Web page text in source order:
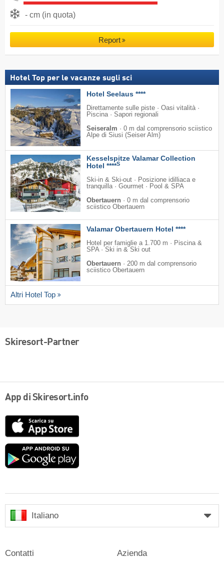
- cm (in quota)
Report
Hotel Top per le vacanze sugli sci
Hotel Seelaus ****
Direttamente sulle piste · Oasi vitalità ·
Piscina · Sapori regionali
Seiseralm · 0 m dal comprensorio sciistico
Alpe di Siusi (Seiser Alm)
Kesselspitze Valamar Collection
Hotel ****S
Ski-in & Ski-out · Posizione idilliaca e
tranquilla · Gourmet · Pool & SPA
Obertauern · 0 m dal comprensorio
sciistico Obertauern
Valamar Obertauern Hotel ****
Hotel per famiglie a 1.700 m · Piscina &
SPA · Ski in & Ski out
Obertauern · 200 m dal comprensorio
sciistico Obertauern
Altri Hotel Top
Skiresort-Partner
App di Skiresort.info
Google
Italiano
Contatti Azienda